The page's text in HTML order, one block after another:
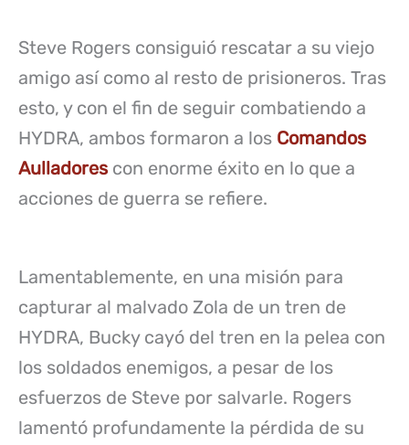
Steve Rogers consiguió rescatar a su viejo
amigo así como al resto de prisioneros. Tras
esto, y con el fin de seguir combatiendo a
HYDRA, ambos formaron a los Comandos
Aulladorescon enorme éxito en lo que a
acciones de guerra se refiere.
Lamentablemente, en una misión para
capturar al malvado Zola de un tren de
HYDRA, Bucky cayó del tren en la pelea con
los soldados enemigos, a pesar de los
esfuerzos de Steve por salvarle. Rogers
lamentó profundamente la pérdida de su